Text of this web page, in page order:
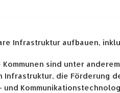
Infrastruktur aufbauen,
Kommunen sind unter
Infrastruktur, die Förderung
und